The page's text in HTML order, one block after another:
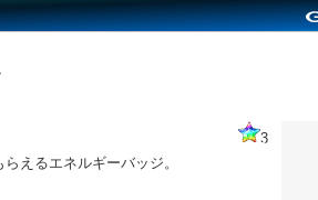
3
えるエネルギーバッジ。